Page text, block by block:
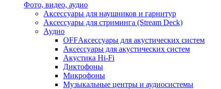
Фото, видео, аудио
Аксессуары для наушников и гарнитур
Аксессуары для стриминга (Stream Deck)
Аудио
OFFАксессуары для акустических систем
Аксессуары для акустических систем
Акустика Hi-Fi
Диктофоны
Микрофоны
Музыкальные центры и аудиосистемы